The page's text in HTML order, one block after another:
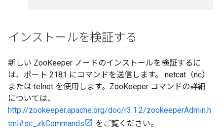
インストールを検証する
新しい ZooKeeper ノードのインストールを検証するに
は、ポート 2181 にコマンドを送信します。 netcat（nc）
または telnet を使用します。ZooKeeper コマンドの詳細
については、
http://zookeeper.apache.org/doc/r3.1.2/zookeeperAdmin.h
tml#sc_zkCommands
をご覧ください。